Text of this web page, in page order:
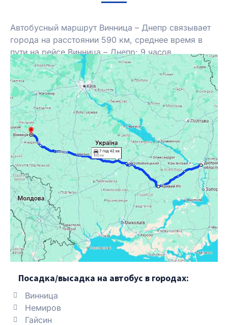
Автобусный маршрут Винница – Днепр связывает
города на расстоянии 590 км, среднее время в
пути на рейсе Винница – Днепр: 9 часов.
Посадка/высадка на автобус в городах:
Винница
Немиров
Гайсин